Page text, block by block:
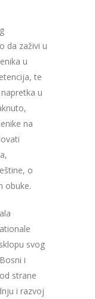
da zaživi u
u
te
u
na
o
obuke.
svog
i
strane
i razvoj